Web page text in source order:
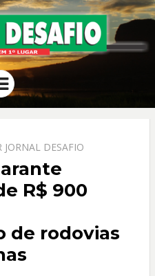
JORNAL
DESAFIO
O Sertão em 1º Lugar
Menu
JORNAL DESAFIO
R$ 900
de rodovias